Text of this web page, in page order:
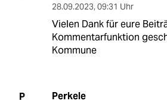
28.09.2023, 09:31 Uhr
Vielen Dank für eure
Kommentarfunktion
Kommune
P Perkele